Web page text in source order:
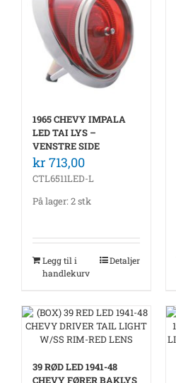
1965 CHEVY IMPALA
LED TAI LYS –
VENSTRE SIDE
kr 713,00
CTL6511LED-L
På lager: 2 stk
Legg til i
handlekurv
Detaljer
39 RØD LED 1941-48